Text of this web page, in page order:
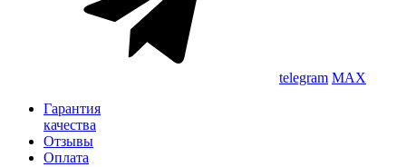
telegram MAX
Гарантия
качества
Отзывы
Оплата